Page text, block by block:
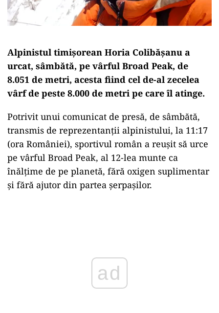
Alpinistul timişorean Horia Colibăşanu a
urcat, sâmbătă, pe vârful Broad Peak, de
8.051 de metri, acesta fiind cel de-al zecelea
vârf de peste 8.000 de metri pe care îl atinge.
Potrivit unui comunicat de presă, de sâmbătă,
transmis de reprezentanţii alpinistului, la 11:17
(ora României), sportivul român a reuşit să urce
pe vârful Broad Peak, al 12-lea munte ca
înălţime de pe planetă, fără oxigen suplimentar
şi fără ajutor din partea şerpaşilor.